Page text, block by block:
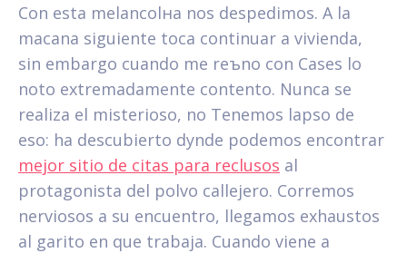
Con esta melancolнa nos despedimos. A la
maсana siguiente toca continuar a vivienda,
sin embargo cuando me reъno con Cases lo
noto extremadamente contento. Nunca se
realiza el misterioso, no Tenemos lapso de
eso: ha descubierto dуnde podemos encontrar
mejor sitio de citas para reclusos al
protagonista del polvo callejero. Corremos
nerviosos a su encuentro, llegamos exhaustos
al garito en que trabaja. Cuando viene a